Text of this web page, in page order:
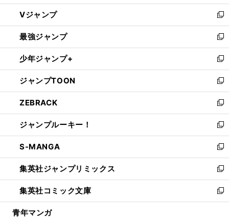
ウ
ィ
ン
ド
ウ
で
開
く
し
い
ウ
ィ
ン
ド
ウ
で
開
く
Vジャンプ
新
し
い
ウ
ィ
ン
ド
ウ
で
開
く
最強ジャンプ
新
し
い
ウ
ィ
ン
ド
ウ
で
開
く
少年ジャンプ+
新
し
い
ウ
ィ
ン
ド
ウ
で
開
く
ジャンプTOON
新
し
い
ウ
ィ
ン
ド
ウ
で
開
く
ZEBRACK
新
し
い
ウ
ィ
ン
ド
ウ
で
開
ジャンプルーキー！
新
し
い
ウ
ィ
ン
ド
ウ
S-MANGA
新
し
い
ウ
ィ
ン
集英社ジャンプリミックス
新
し
い
ウ
集英社コミック文庫
新
し
青年マンガ